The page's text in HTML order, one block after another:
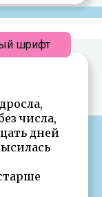
числа,
дней
шрифт